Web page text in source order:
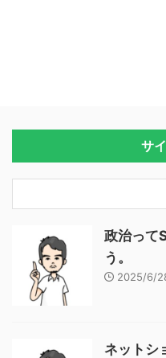
サ
政治って
う。
2025/6/
ネットシ